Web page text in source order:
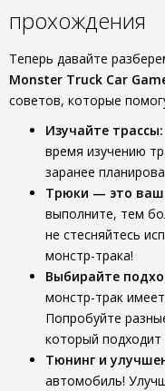
прохождения
Теперь давайте
Monster Truck Car
советов, которые
Изучайте трассы:
время изучению
заранее
Трюки — это ваш
выполните, тем
не стесняйтесь
монстр-трака!
Выбирайте
монстр-трак
Попробуйте
который
Тюнинг и
автомобиль!